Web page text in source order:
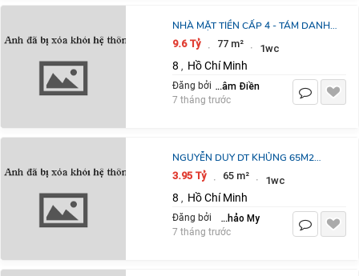
NHÀ MẶT TIỀN CẤP 4 - TÁM DANH -
P4, GIÁ : 9.6 TỈ (T/L)
9.6 Tỷ · 77 m² · 1wc
8 , Hồ Chí Minh
Đăng bởi Mr Vũ BĐS Tâm Điền
7 tháng trước
NGUYỄN DUY DT KHỦNG 65M2
TẶNG GIẤY PHÉP XÂY DỰNG
3.95 Tỷ · 65 m² · 1wc
8 , Hồ Chí Minh
Đăng bởi Nguyễn Thị Thảo My
7 tháng trước